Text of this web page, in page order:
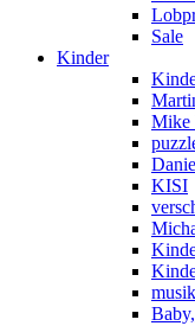
Sale
Kinder
Mike
KISI